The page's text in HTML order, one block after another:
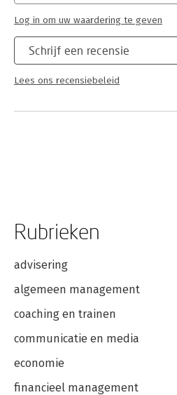
Schrijf een recensie
Lees ons recensiebeleid
Log in om uw waardering te geven
Rubrieken
advisering
algemeen management
coaching en trainen
communicatie en media
economie
financieel management